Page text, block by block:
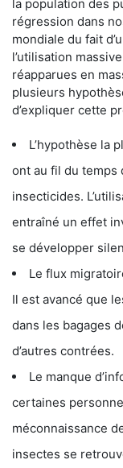
la population des
régression dans
mondiale du fait
l’utilisation
réapparues en
plusieurs
d’expliquer cette
L’hypothèse la
ont au fil du temps
insecticides.
entraîné un effet
se développer
Le flux
Il est avancé que
dans les bagages
d’autres contrées.
Le manque
certaines
méconnaissance
insectes se